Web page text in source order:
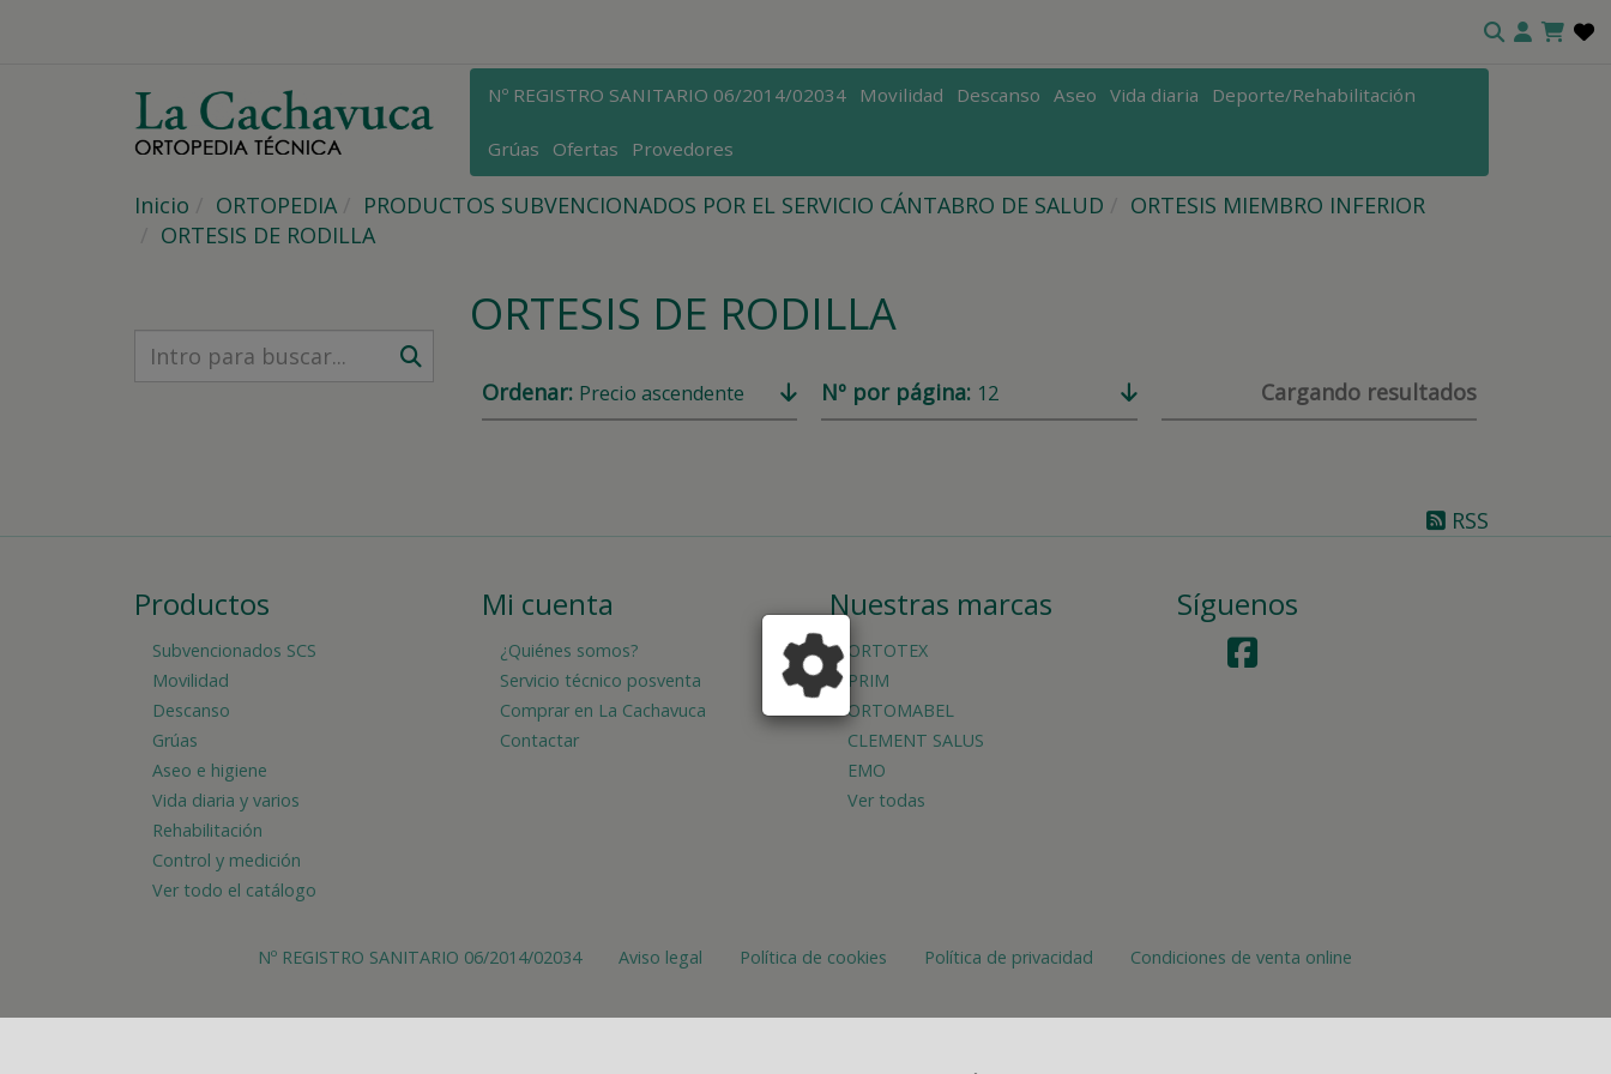
Nº REGISTRO SANITARIO 06/2014/02034 Movilidad Descanso Aseo Vida diaria Deporte/Rehabilitación
Grúas Ofertas Provedores
Inicio ORTOPEDIA PRODUCTOS SUBVENCIONADOS POR EL SERVICIO CÁNTABRO DE SALUD
ORTESIS MIEMBRO INFERIOR
ORTESIS DE RODILLA
ORTESIS DE RODILLA
Ordenar: Precio ascendente Nº por página: 12 Cargando resultados
RSS
Productos
Subvencionados SCS
Movilidad
Descanso
Grúas
Aseo e higiene
Vida diaria y varios
Rehabilitación
Control y medición
Ver todo el catálogo
Mi cuenta
¿Quiénes somos?
Servicio técnico posventa
Comprar en La Cachavuca
Contactar
Nuestras marcas
ORTOTEX
PRIM
ORTOMABEL
CLEMENT SALUS
EMO
Ver todas
Síguenos
Nº REGISTRO SANITARIO 06/2014/02034 Aviso legal Política de cookies Política de privacidad Condiciones de venta online